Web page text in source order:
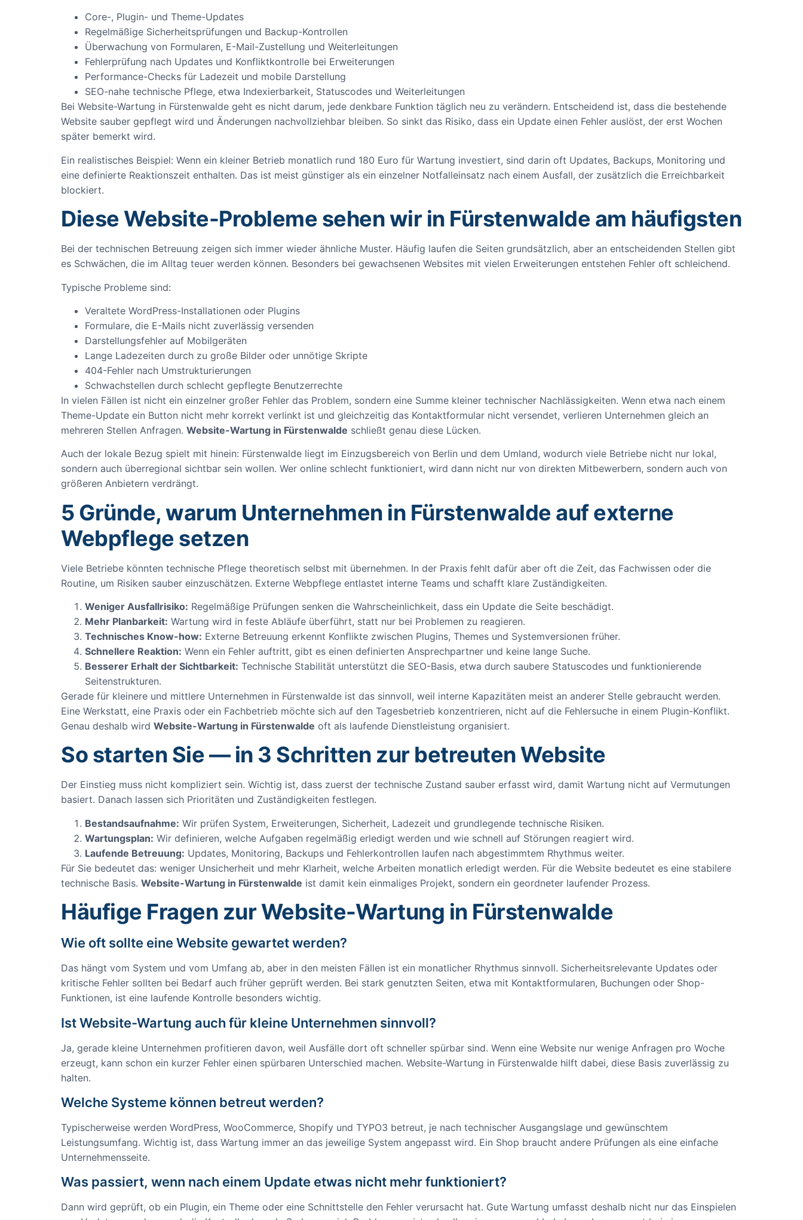
Core-, Plugin- und Theme-Updates
Regelmäßige Sicherheitsprüfungen und Backup-Kontrollen
Überwachung von Formularen, E-Mail-Zustellung und Weiterleitungen
Fehlerprüfung nach Updates und Konfliktkontrolle bei Erweiterungen
Performance-Checks für Ladezeit und mobile Darstellung
SEO-nahe technische Pflege, etwa Indexierbarkeit, Statuscodes und Weiterleitungen
Bei Website-Wartung in Fürstenwalde geht es nicht darum, jede denkbare Funktion täglich neu zu verändern. Entscheidend ist, dass die bestehende
Website sauber gepflegt wird und Änderungen nachvollziehbar bleiben. So sinkt das Risiko, dass ein Update einen Fehler auslöst, der erst Wochen
später bemerkt wird.
Ein realistisches Beispiel: Wenn ein kleiner Betrieb monatlich rund 180 Euro für Wartung investiert, sind darin oft Updates, Backups, Monitoring und
eine definierte Reaktionszeit enthalten. Das ist meist günstiger als ein einzelner Notfalleinsatz nach einem Ausfall, der zusätzlich die Erreichbarkeit
blockiert.
Diese Website-Probleme sehen wir in Fürstenwalde am häufigsten
Bei der technischen Betreuung zeigen sich immer wieder ähnliche Muster. Häufig laufen die Seiten grundsätzlich, aber an entscheidenden Stellen gibt
es Schwächen, die im Alltag teuer werden können. Besonders bei gewachsenen Websites mit vielen Erweiterungen entstehen Fehler oft schleichend.
Typische Probleme sind:
Veraltete WordPress-Installationen oder Plugins
Formulare, die E-Mails nicht zuverlässig versenden
Darstellungsfehler auf Mobilgeräten
Lange Ladezeiten durch zu große Bilder oder unnötige Skripte
404-Fehler nach Umstrukturierungen
Schwachstellen durch schlecht gepflegte Benutzerrechte
In vielen Fällen ist nicht ein einzelner großer Fehler das Problem, sondern eine Summe kleiner technischer Nachlässigkeiten. Wenn etwa nach einem
Theme-Update ein Button nicht mehr korrekt verlinkt ist und gleichzeitig das Kontaktformular nicht versendet, verlieren Unternehmen gleich an
mehreren Stellen Anfragen. Website-Wartung in Fürstenwalde schließt genau diese Lücken.
Auch der lokale Bezug spielt mit hinein: Fürstenwalde liegt im Einzugsbereich von Berlin und dem Umland, wodurch viele Betriebe nicht nur lokal,
sondern auch überregional sichtbar sein wollen. Wer online schlecht funktioniert, wird dann nicht nur von direkten Mitbewerbern, sondern auch von
größeren Anbietern verdrängt.
5 Gründe, warum Unternehmen in Fürstenwalde auf externe
Webpflege setzen
Viele Betriebe könnten technische Pflege theoretisch selbst mit übernehmen. In der Praxis fehlt dafür aber oft die Zeit, das Fachwissen oder die
Routine, um Risiken sauber einzuschätzen. Externe Webpflege entlastet interne Teams und schafft klare Zuständigkeiten.
Weniger Ausfallrisiko: Regelmäßige Prüfungen senken die Wahrscheinlichkeit, dass ein Update die Seite beschädigt.
Mehr Planbarkeit: Wartung wird in feste Abläufe überführt, statt nur bei Problemen zu reagieren.
Technisches Know-how: Externe Betreuung erkennt Konflikte zwischen Plugins, Themes und Systemversionen früher.
Schnellere Reaktion: Wenn ein Fehler auftritt, gibt es einen definierten Ansprechpartner und keine lange Suche.
Besserer Erhalt der Sichtbarkeit: Technische Stabilität unterstützt die SEO-Basis, etwa durch saubere Statuscodes und funktionierende
Seitenstrukturen.
Gerade für kleinere und mittlere Unternehmen in Fürstenwalde ist das sinnvoll, weil interne Kapazitäten meist an anderer Stelle gebraucht werden.
Eine Werkstatt, eine Praxis oder ein Fachbetrieb möchte sich auf den Tagesbetrieb konzentrieren, nicht auf die Fehlersuche in einem Plugin-Konflikt.
Genau deshalb wird Website-Wartung in Fürstenwalde oft als laufende Dienstleistung organisiert.
So starten Sie — in 3 Schritten zur betreuten Website
Der Einstieg muss nicht kompliziert sein. Wichtig ist, dass zuerst der technische Zustand sauber erfasst wird, damit Wartung nicht auf Vermutungen
basiert. Danach lassen sich Prioritäten und Zuständigkeiten festlegen.
Bestandsaufnahme: Wir prüfen System, Erweiterungen, Sicherheit, Ladezeit und grundlegende technische Risiken.
Wartungsplan: Wir definieren, welche Aufgaben regelmäßig erledigt werden und wie schnell auf Störungen reagiert wird.
Laufende Betreuung: Updates, Monitoring, Backups und Fehlerkontrollen laufen nach abgestimmtem Rhythmus weiter.
Für Sie bedeutet das: weniger Unsicherheit und mehr Klarheit, welche Arbeiten monatlich erledigt werden. Für die Website bedeutet es eine stabilere
technische Basis. Website-Wartung in Fürstenwalde ist damit kein einmaliges Projekt, sondern ein geordneter laufender Prozess.
Häufige Fragen zur Website-Wartung in Fürstenwalde
Wie oft sollte eine Website gewartet werden?
Das hängt vom System und vom Umfang ab, aber in den meisten Fällen ist ein monatlicher Rhythmus sinnvoll. Sicherheitsrelevante Updates oder
kritische Fehler sollten bei Bedarf auch früher geprüft werden. Bei stark genutzten Seiten, etwa mit Kontaktformularen, Buchungen oder Shop-
Funktionen, ist eine laufende Kontrolle besonders wichtig.
Ist Website-Wartung auch für kleine Unternehmen sinnvoll?
Ja, gerade kleine Unternehmen profitieren davon, weil Ausfälle dort oft schneller spürbar sind. Wenn eine Website nur wenige Anfragen pro Woche
erzeugt, kann schon ein kurzer Fehler einen spürbaren Unterschied machen. Website-Wartung in Fürstenwalde hilft dabei, diese Basis zuverlässig zu
halten.
Welche Systeme können betreut werden?
Typischerweise werden WordPress, WooCommerce, Shopify und TYPO3 betreut, je nach technischer Ausgangslage und gewünschtem
Leistungsumfang. Wichtig ist, dass Wartung immer an das jeweilige System angepasst wird. Ein Shop braucht andere Prüfungen als eine einfache
Unternehmensseite.
Was passiert, wenn nach einem Update etwas nicht mehr funktioniert?
Dann wird geprüft, ob ein Plugin, ein Theme oder eine Schnittstelle den Fehler verursacht hat. Gute Wartung umfasst deshalb nicht nur das Einspielen